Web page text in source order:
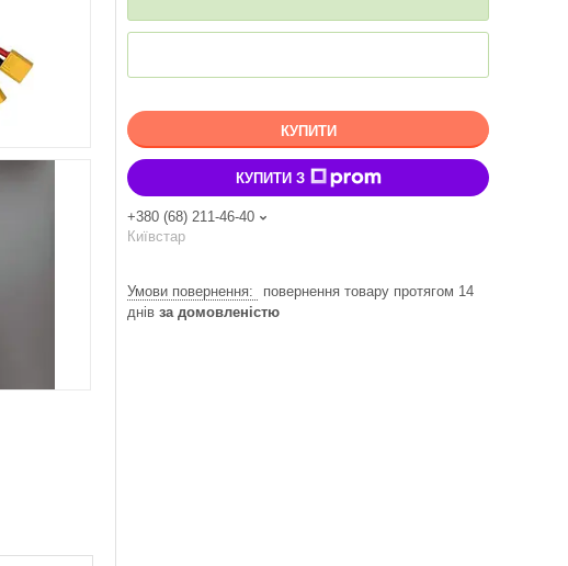
КУПИТИ
КУПИТИ З
+380 (68) 211-46-40
Київстар
повернення товару протягом 14
днів за домовленістю